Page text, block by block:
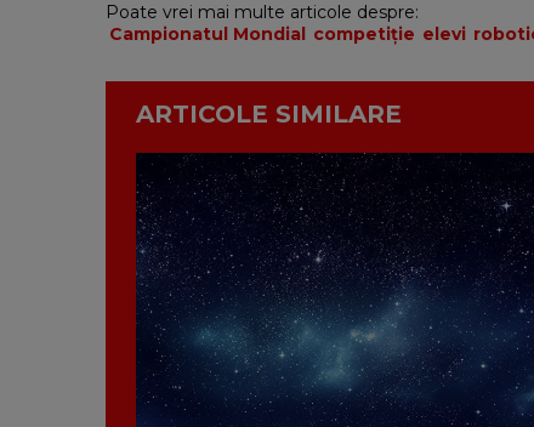
Poate vrei mai multe articole despre:
Campionatul Mondial competiție elevi
ARTICOLE SIMILARE